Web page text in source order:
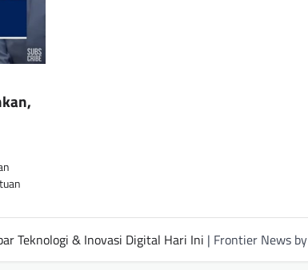
Teknologi & Inovasi Digital Hari Ini | Frontier News by